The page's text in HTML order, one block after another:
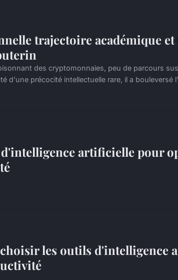
trajectoire académique
des cryptomonnaies, peu de parcours
d'une précocité intellectuelle rare, il a bouleversé
artificielle pour
les outils d'intelligence